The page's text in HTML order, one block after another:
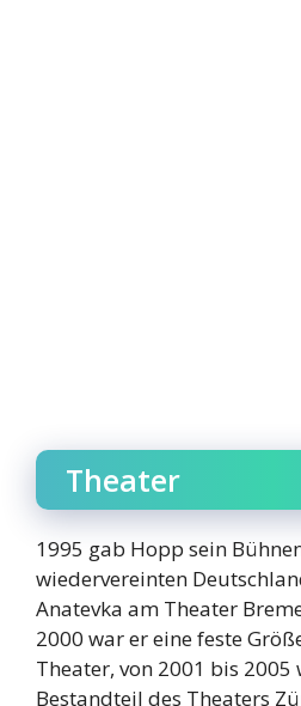
Theater
1995 gab Hopp sein
wiedervereinten
Anatevka am Theater
2000 war er eine feste
Theater, von 2001 bis 2005
Bestandteil des Theaters